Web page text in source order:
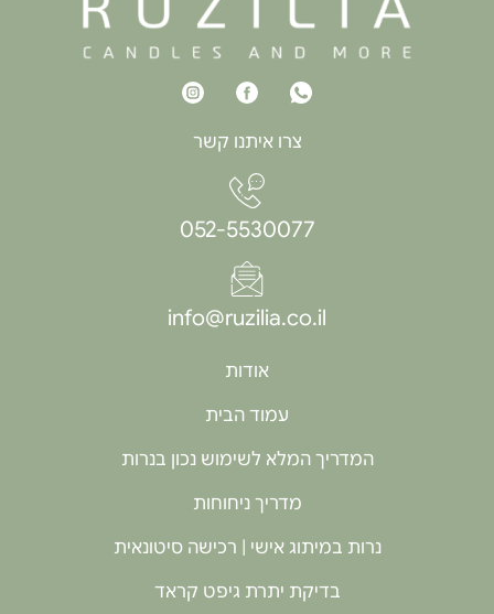
צרו איתנו קשר
052-5530077
info@ruzilia.co.il
אודות
עמוד הבית
המדריך המלא לשימוש נכון בנרות
מדריך ניחוחות
נרות במיתוג אישי | רכישה סיטונאית
בדיקת יתרת גיפט קראד